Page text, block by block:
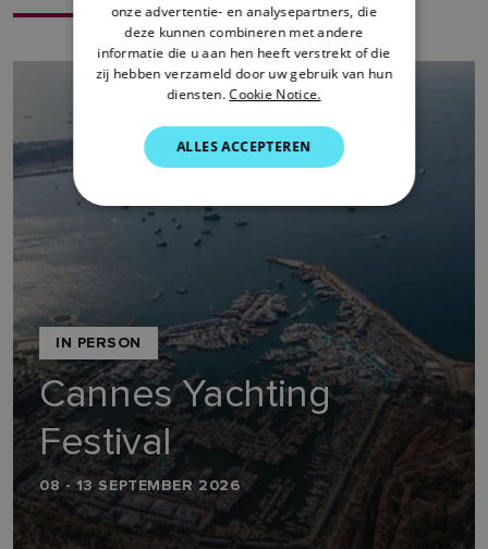
IN PERSON
08 - 13 SEPTEMBER 2026
Cannes Yachting
Festival
SWEDISH
GERMAN
DUTCH
SPANISH
FINNISH
onze advertentie- en analysepartners, die
deze kunnen combineren met andere
informatie die u aan hen heeft verstrekt of die
zij hebben verzameld door uw gebruik van hun
diensten. Cookie Notice.
ALLES ACCEPTEREN